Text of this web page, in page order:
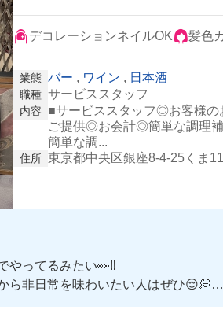
デコレーションネイルOK 髪色
業態 バー , ワイン , 日本酒
職種 サービススタッフ
内容
■サービススタッフ◎お客様
ご提供◎お会計◎簡単な調理補
簡単な調...
住所 東京都中央区銀座8-4-25くま
やってるみたい👀‼️
ら非日常を味わいたい人はぜひ😌💭